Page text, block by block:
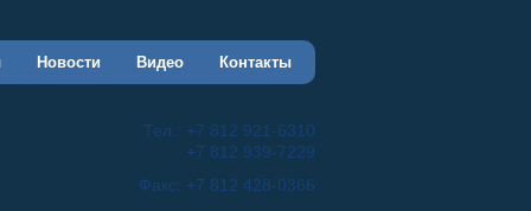
Новости Видео Контакты
Тел.: +7 812 921-6310
+7 812 939-7229
Факс: +7 812 428-0366